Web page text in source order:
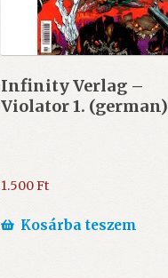
Infinity Verlag –
Violator 1. (german)
1.500Ft
Kosárba teszem